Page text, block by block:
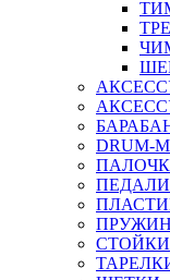
ПЕДАЛИ
СТОЙКИ